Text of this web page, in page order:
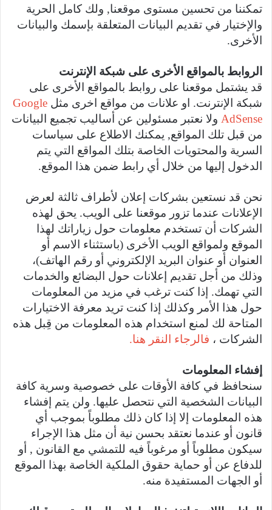
تمكننا من تحسين مستوى موقعنا, ولك كامل الحرية
والإختيار في تقديم البيانات المتعلقة بإسمك والبيانات
الأخرى.
الروابط بالمواقع الأخرى على شبكة الإنترنت
قد يشتمل موقعنا على روابط بالمواقع الأخرى على
شبكة الإنترنت. او علانات من مواقع اخرى مثل Google
AdSense ولا نعتبر مسئولين عن أساليب تجميع البيانات
من قبل تلك المواقع, يمكنك الاطلاع على سياسات
السرية والمحتويات الخاصة بتلك المواقع التي يتم
الدخول إليها من خلال أي رابط ضمن هذا الموقع.
نحن قد نستعين بشركات إعلان لأطراف ثالثة لعرض
الإعلانات عندما تزور موقعنا على الويب. يحق لهذه
الشركات أن تستخدم معلومات حول زياراتك لهذا
الموقع ولمواقع الويب الأخرى (باستثناء الاسم أو
العنوان أو عنوان البريد الإلكتروني أو رقم الهاتف)،
وذلك من أجل تقديم إعلانات حول البضائع والخدمات
التي تهمك. إذا كنت ترغب في مزيد من المعلومات
حول هذا الأمر وكذلك إذا كنت تريد معرفة الاختيارات
المتاحة لك لمنع استخدام هذه المعلومات من قِبل هذه
الشركات ، فالرجاء النقر هنا.
إفشاء المعلومات
سنحافظ في كافة الأوقات على خصوصية وسرية كافة
البيانات الشخصية التي نتحصل عليها. ولن يتم إفشاء
هذه المعلومات إلا إذا كان ذلك مطلوباً بموجب أي
قانون أو عندما نعتقد بحسن نية أن مثل هذا الإجراء
سيكون مطلوباً أو مرغوباً فيه للتمشي مع القانون , أو
للدفاع عن أو حماية حقوق الملكية الخاصة بهذا الموقع
أو الجهات المستفيدة منه.